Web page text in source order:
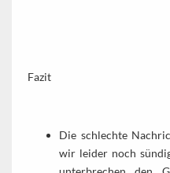
Fazit
Die schlechte
wir leider noch